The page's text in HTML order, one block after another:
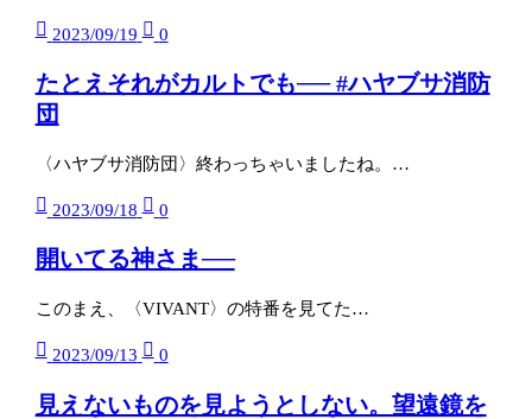
2023/09/19 0
たとえそれがカルトでも── #ハヤブサ消防
団
〈ハヤブサ消防団〉終わっちゃいましたね。…
2023/09/18 0
開いてる神さま──
このまえ、〈VIVANT〉の特番を見てた…
2023/09/13 0
見えないものを見ようとしない。望遠鏡を